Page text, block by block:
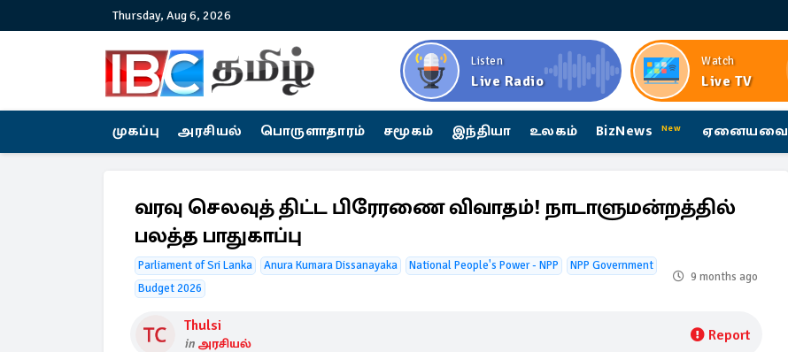
Thursday, Aug 6, 2026
Listen
Live Radio
Watch
Live TV
முகப்பு அரசியல் பொருளாதாரம் சமூகம் இந்தியா உலகம் BizNews New ஏனையவை
வரவு செலவுத் திட்ட பிரேரணை விவாதம்! நாடாளுமன்றத்தில்
பலத்த பாதுகாப்பு
Parliament of Sri Lanka Anura Kumara Dissanayaka National People's Power - NPP
NPP Government
Budget 2026
9 months ago
Thulsi
in அரசியல் Report